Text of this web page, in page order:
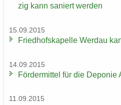
zig kann sa­niert wer­den
15.09.2015
Fried­hofs­ka­pel­le Wer­dau
14.09.2015
För­der­mit­tel für die De­po­nie
11.09.2015